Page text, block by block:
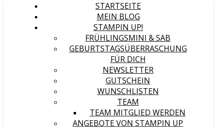
STARTSEITE
MEIN BLOG
STAMPIN UP!
FRÜHLINGSMINI & SAB
GEBURTSTAGSÜBERRASCHUNG
FÜR DICH
NEWSLETTER
GUTSCHEIN
WUNSCHLISTEN
TEAM
TEAM MITGLIED WERDEN
ANGEBOTE VON STAMPIN UP